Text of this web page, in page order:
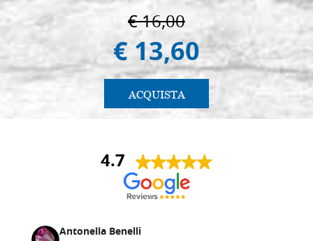
€ 16,00
€ 13,60
ACQUISTA
4.7
Antonella Benelli